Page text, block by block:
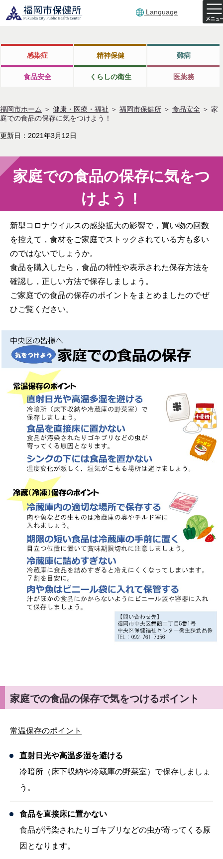
Language
感染症 精神保健 難病
食品安全 くらしの衛生 医薬務
福岡市ホーム ＞ 健康・医療・福祉 ＞ 福岡市保健所 ＞ 食品安全 ＞ 家
庭での食品の保存に気をつけよう！
更新日：2021年3月12日
家庭での食品の保存に気をつ
けよう！
新型コロナウイルスの感染拡大の影響で，買い物の回数
を控えて，食材をご家庭でストックされている方も多い
のではないでしょうか。
食品を購入したら，食品の特性や表示された保存方法を
確認し，正しい方法で保存しましょう。
ご家庭での食品の保存のポイントをまとめましたのでぜ
ひご覧ください。
家庭での食品の保存で気をつけるポイント
常温保存のポイント
直射日光や高温多湿を避ける
冷暗所（床下収納や冷蔵庫の野菜室）で保存しましょ
う。
食品を直接床に置かない
食品が汚染されたりゴキブリなどの虫が寄ってくる原
因となります。